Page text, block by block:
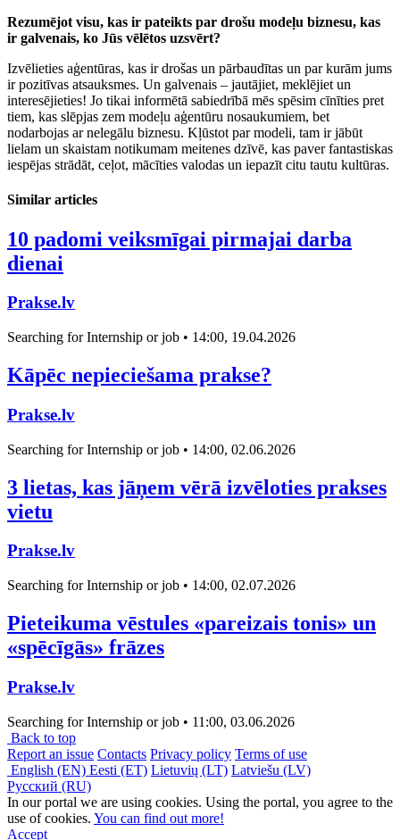
Rezumējot visu, kas ir pateikts par drošu modeļu biznesu, kas
ir galvenais, ko Jūs vēlētos uzsvērt?
Izvēlieties aģentūras, kas ir drošas un pārbaudītas un par kurām jums
ir pozitīvas atsauksmes. Un galvenais – jautājiet, meklējiet un
interesējieties! Jo tikai informētā sabiedrībā mēs spēsim cīnīties pret
tiem, kas slēpjas zem modeļu aģentūru nosaukumiem, bet
nodarbojas ar nelegālu biznesu. Kļūstot par modeli, tam ir jābūt
lielam un skaistam notikumam meitenes dzīvē, kas paver fantastiskas
iespējas strādāt, ceļot, mācīties valodas un iepazīt citu tautu kultūras.
Similar articles
10 padomi veiksmīgai pirmajai darba
dienai
Prakse.lv
Searching for Internship or job • 14:00, 19.04.2026
Kāpēc nepieciešama prakse?
Prakse.lv
Searching for Internship or job • 14:00, 02.06.2026
3 lietas, kas jāņem vērā izvēloties prakses
vietu
Prakse.lv
Searching for Internship or job • 14:00, 02.07.2026
Pieteikuma vēstules «pareizais tonis» un
«spēcīgās» frāzes
Prakse.lv
Searching for Internship or job • 11:00, 03.06.2026
Back to top
Report an issue Contacts Privacy policy Terms of use
English (EN) Eesti (ET) Lietuvių (LT) Latviešu (LV)
Русский (RU)
In our portal we are using cookies. Using the portal, you agree to the
use of cookies. You can find out more!
Accept